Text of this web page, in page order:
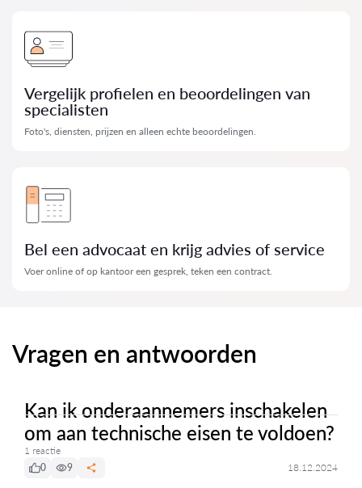
Vergelijk profielen en beoordelingen van
specialisten
Foto's, diensten, prijzen en alleen echte beoordelingen.
Bel een advocaat en krijg advies of service
Voer online of op kantoor een gesprek, teken een contract.
Vragen en antwoorden
Kan ik onderaannemers inschakelen
om aan technische eisen te voldoen?
1 reactie
0
9 18.12.2024